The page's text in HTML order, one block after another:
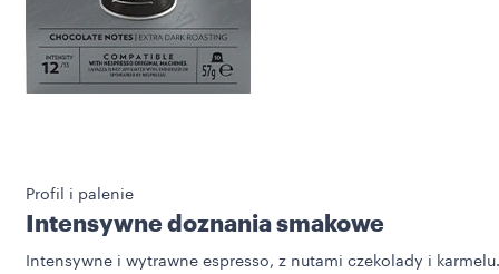
Profil i palenie
Intensywne doznania smakowe
Intensywne i wytrawne espresso, z nutami czekolady i karmelu.